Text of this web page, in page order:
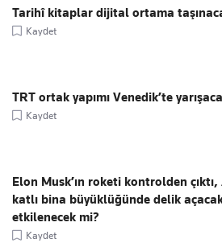
Tarihî kitaplar dijital ortama
Kaydet
TRT ortak yapımı Venedik’te
Kaydet
Elon Musk’ın roketi kontrolden
katlı bina büyüklüğünde delik
etkilenecek mi?
Kaydet